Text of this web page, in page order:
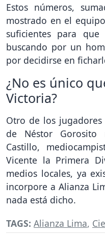
Estos números,
mostrado en el
suficientes para
buscando por un
por decidirse en
¿No es único
Victoria?
Otro de los
de Néstor
Castillo,
Vicente la Primera
medios locales, ya
incorpore a Alianza
nada está dicho.
TAGS: Alianza Lima,